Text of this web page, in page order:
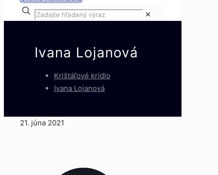
✕
Ivana Lojanová
Krištáľové krídlo
Ivana Lojanová
21. júna 2021